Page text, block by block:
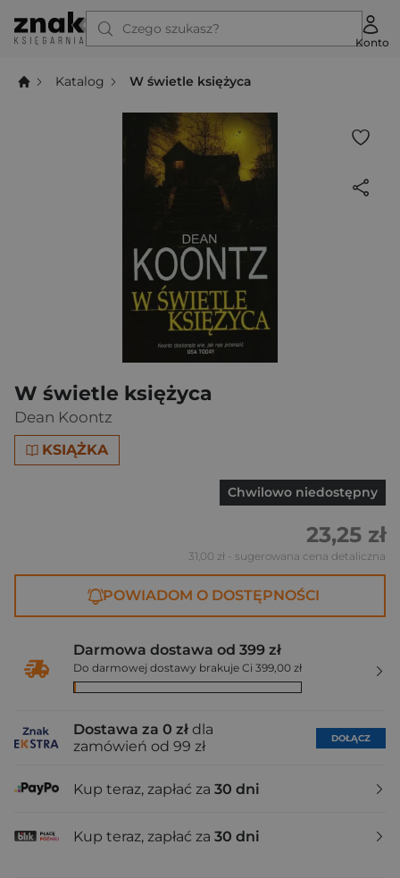
Czego szukasz?
Konto
Katalog W świetle księżyca
W świetle księżyca
Dean Koontz
KSIĄŻKA
Chwilowo niedostępny
23,25 zł
31,00 zł - sugerowana cena detaliczna
POWIADOM O DOSTĘPNOŚCI
Darmowa dostawa od 399 zł
Do darmowej dostawy brakuje Ci 399,00 zł
Dostawa za 0 zł dla
zamówień od 99 zł
DOŁĄCZ
Kup teraz, zapłać za 30 dni
Kup teraz, zapłać za 30 dni